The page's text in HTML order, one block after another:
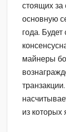
стоящих
основную
года.
майнеры
из